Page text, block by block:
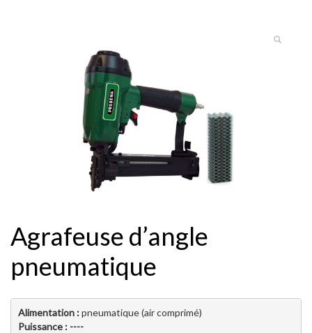
Agrafeuse d’angle
pneumatique
Alimentation :
Puissance : ----